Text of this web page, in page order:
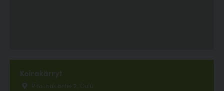
Koirakärryt
Rita-aukiontie 2, Oulu